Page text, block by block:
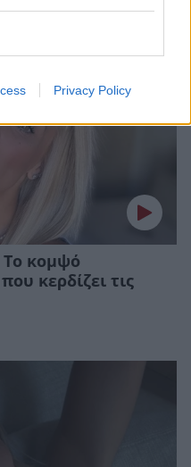
Privacy Policy
κομψό
κερδίζει τις